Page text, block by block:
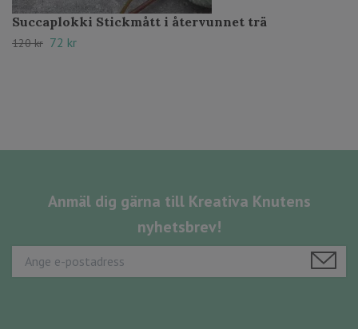
Succaplokki Stickmått i återvunnet trä
120 kr 72 kr
Anmäl dig gärna till Kreativa Knutens
nyhetsbrev!